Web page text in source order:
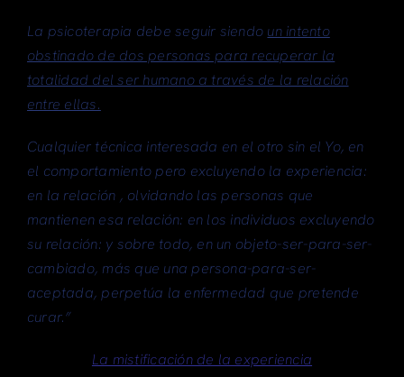
La psicoterapia debe seguir siendo un intento
obstinado de dos personas para recuperar la
totalidad del ser humano a través de la relación
entre ellas.
Cualquier técnica interesada en el otro sin el Yo, en
el comportamiento pero excluyendo la experiencia:
en la relación , olvidando las personas que
mantienen esa relación: en los individuos excluyendo
su relación: y sobre todo, en un objeto-ser-para-ser-
cambiado, más que una persona-para-ser-
aceptada, perpetúa la enfermedad que pretende
curar.”
La mistificación de la experiencia